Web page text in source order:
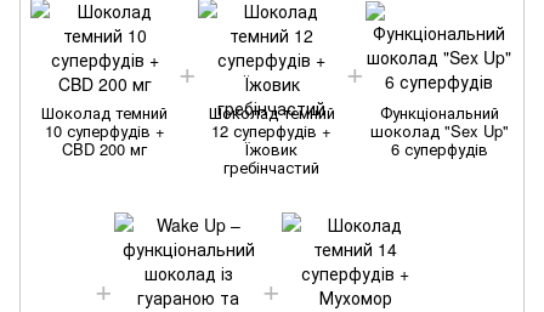
Шоколад темний
10 суперфудів +
CBD 200 мг
Шоколад темний
12 суперфудів +
Їжовик
гребінчастий
Функціональний
шоколад "Sex Up"
6 суперфудів